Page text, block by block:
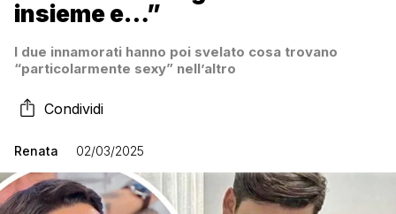
insieme e…”
I due innamorati hanno poi svelato cosa trovano
“particolarmente sexy” nell’altro
Condividi
Renata 02/03/2025